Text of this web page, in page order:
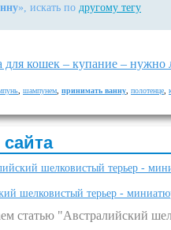
», искать по другому тегу
для кошек – купание – нужно
шампунем принимать ванну полотенце
шелковистый терьер -
шелковистый терьер -
статью "Австралийский